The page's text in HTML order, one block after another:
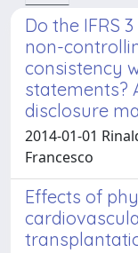
Do the IFRS
non-
consistency
statements?
disclosure
2014-01-01
Francesco
Effects of